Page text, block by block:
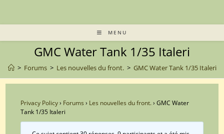
MENU
GMC Water Tank 1/35 Italeri
> Forums > Les nouvelles du front. > GMC Water Tank 1/35 Italeri
Privacy Policy› Forums › Les nouvelles du front.› GMC Water
Tank 1/35 Italeri